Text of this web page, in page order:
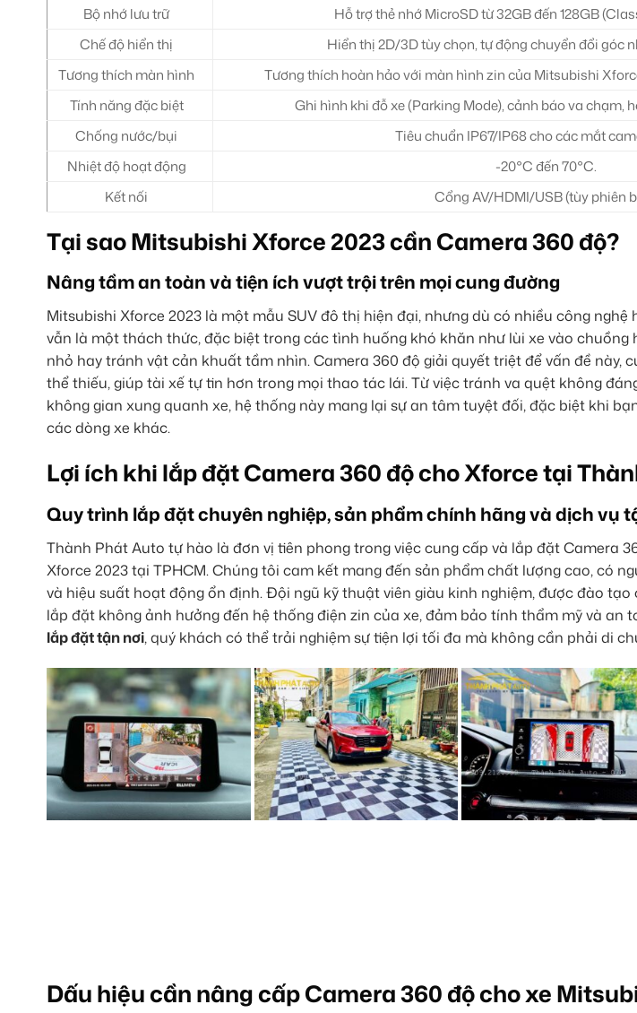
Bộ nhớ lưu trữ
Hỗ trợ thẻ nhớ MicroSD từ 32GB đến 128GB
Chế độ hiển thị
Hiển thị 2D/3D tùy chọn, tự động chuyển đổi góc
Tương thích màn hình
Tương thích hoàn hảo với màn hình zin của Mitsubishi
Tính năng đặc biệt
Ghi hình khi đỗ xe (Parking Mode), cảnh báo va chạm,
Chống nước/bụi
Tiêu chuẩn IP67/IP68 cho các mắt
Nhiệt độ hoạt động
-20°C đến 70°C.
Kết nối
Cổng AV/HDMI/USB (tùy phiên
Tại sao Mitsubishi Xforce 2023 cần Camera 360 độ?
Nâng tầm an toàn và tiện ích vượt trội trên mọi cung đường
Mitsubishi Xforce 2023 là một mẫu SUV đô thị hiện đại, nhưng dù có nhiều công
vẫn là một thách thức, đặc biệt trong các tình huống khó khăn như lùi xe vào chuồng
nhỏ hay tránh vật cản khuất tầm nhìn. Camera 360 độ giải quyết triệt để vấn đề này,
thể thiếu, giúp tài xế tự tin hơn trong mọi thao tác lái. Từ việc tránh va quệt không
không gian xung quanh xe, hệ thống này mang lại sự an tâm tuyệt đối, đặc biệt khi
các dòng xe khác.
Lợi ích khi lắp đặt Camera 360 độ cho Xforce tại
Quy trình lắp đặt chuyên nghiệp, sản phẩm chính hãng và dịch vụ
Thành Phát Auto tự hào là đơn vị tiên phong trong việc cung cấp và lắp đặt Camera
Xforce 2023 tại TPHCM. Chúng tôi cam kết mang đến sản phẩm chất lượng cao, có
và hiệu suất hoạt động ổn định. Đội ngũ kỹ thuật viên giàu kinh nghiệm, được đào
lắp đặt không ảnh hưởng đến hệ thống điện zin của xe, đảm bảo tính thẩm mỹ và an
lắp đặt tận nơi, quý khách có thể trải nghiệm sự tiện lợi tối đa mà không cần phải di
Dấu hiệu cần nâng cấp Camera 360 độ cho xe